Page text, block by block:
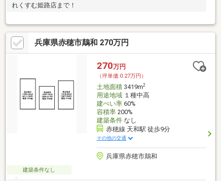
れくすむ姫路店まで！
兵庫県赤穂市鷏和 270万円
270万円
（坪単価:0.27万円）
土地面積3419m2
用途地域１種中高
建ぺい率60%
容積率200%
建築条件なし
赤穂線 天和駅 徒歩9分
その他の交通
兵庫県赤穂市鷏和
建築条件なし